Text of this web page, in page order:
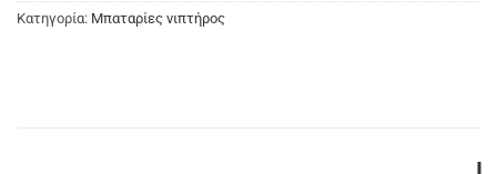
Κατηγορία: Μπαταρίες νιπτήρος